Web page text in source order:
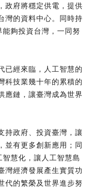
政府將穩定供電，提供
灣的資料中心。同時持
夠投資台灣，一同努
已經來臨，人工智慧的
科技業幾十年的累積的
應鏈，讓臺灣成為世界
持政府、投資臺灣，讓
並有更多創新應用；同
慧化，讓人工智慧島
灣經濟發展產生實質功
代的繁榮及世界進步努